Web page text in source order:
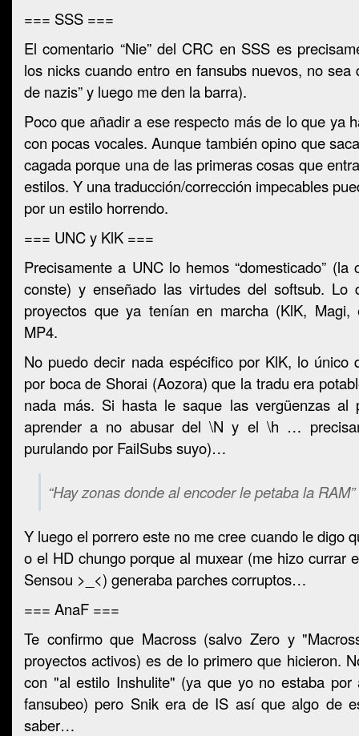
=== SSS ===
El comentario “Nie” del CRC en SSS es
los nicks cuando entro en fansubs nuevos, no sea
de nazis” y luego me den la barra).
Poco que añadir a ese respecto más de lo que ya
con pocas vocales. Aunque también opino que
cagada porque una de las primeras cosas que
estilos. Y una traducción/corrección impecables
por un estilo horrendo.
=== UNC y KlK ===
Precisamente a UNC lo hemos “domesticado”
conste) y enseñado las virtudes del softsub. Lo
proyectos que ya tenían en marcha (KlK, Magi,
MP4.
No puedo decir nada espécifico por KlK, lo único
por boca de Shorai (Aozora) que la tradu era
nada más. Si hasta le saque las vergüenzas al
aprender a no abusar del \N y el \h …
purulando por FailSubs suyo)…
“Hay zonas donde al encoder le petaba la RAM”
Y luego el porrero este no me cree cuando le digo
o el HD chungo porque al muxear (me hizo currar
Sensou >_<) generaba parches corruptos…
=== AnaF ===
Te confirmo que Macross (salvo Zero y
proyectos activos) es de lo primero que hicieron.
con "al estilo Inshulite" (ya que yo no estaba por
fansubeo) pero Snik era de IS así que algo de
saber…